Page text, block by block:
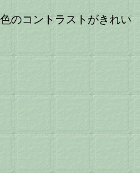
のコントラストがきれい